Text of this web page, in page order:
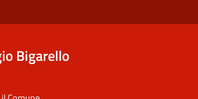
Bigarello